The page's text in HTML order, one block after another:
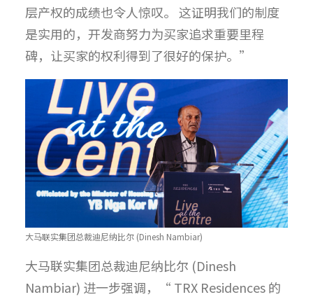
层产权的成绩也令人惊叹。 这证明我们的制度
是实用的，开发商努力为买家追求重要里程
碑，让买家的权利得到了很好的保护。”
大马联实集团总裁迪尼纳比尔 (Dinesh Nambiar)
大马联实集团总裁迪尼纳比尔 (Dinesh
Nambiar) 进一步强调，“ TRX Residences 的